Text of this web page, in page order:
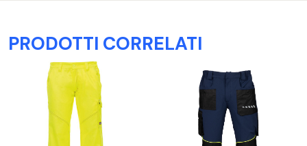
PRODOTTI CORRELATI